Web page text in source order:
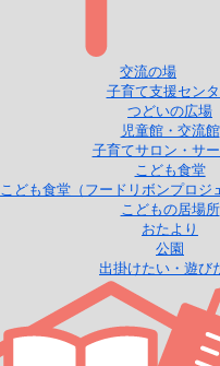
交流の場
子育て支援セン
つどいの広場
児童館・交流館
子育てサロン・サ
こども食堂
こども食堂（フードリボンプロジ
こどもの居場所
おたより
公園
出掛けたい・遊び